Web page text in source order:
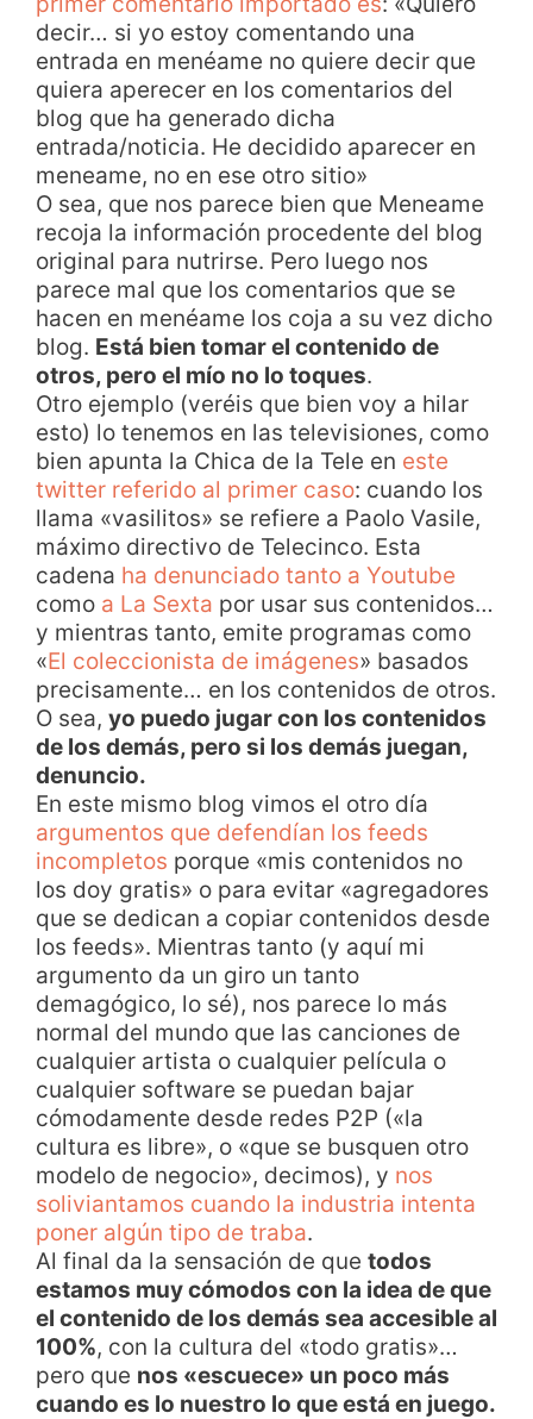
decir… si yo estoy comentando una
entrada en menéame no quiere decir que
quiera aperecer en los comentarios del
blog que ha generado dicha
entrada/noticia. He decidido aparecer en
meneame, no en ese otro sitio»
O sea, que nos parece bien que Meneame
recoja la información procedente del blog
original para nutrirse. Pero luego nos
parece mal que los comentarios que se
hacen en menéame los coja a su vez dicho
blog. Está bien tomar el contenido de
otros, pero el mío no lo toques.
Otro ejemplo (veréis que bien voy a hilar
esto) lo tenemos en las televisiones, como
bien apunta la Chica de la Tele en este
twitter referido al primer caso: cuando los
llama «vasilitos» se refiere a Paolo Vasile,
máximo directivo de Telecinco. Esta
cadena ha denunciado tanto a Youtube
como a La Sexta por usar sus contenidos…
y mientras tanto, emite programas como
«El coleccionista de imágenes» basados
precisamente… en los contenidos de otros.
O sea, yo puedo jugar con los contenidos
de los demás, pero si los demás juegan,
denuncio.
En este mismo blog vimos el otro día
argumentos que defendían los feeds
incompletos porque «mis contenidos no
los doy gratis» o para evitar «agregadores
que se dedican a copiar contenidos desde
los feeds». Mientras tanto (y aquí mi
argumento da un giro un tanto
demagógico, lo sé), nos parece lo más
normal del mundo que las canciones de
cualquier artista o cualquier película o
cualquier software se puedan bajar
cómodamente desde redes P2P («la
cultura es libre», o «que se busquen otro
modelo de negocio», decimos), y nos
soliviantamos cuando la industria intenta
poner algún tipo de traba.
Al final da la sensación de que todos
estamos muy cómodos con la idea de que
el contenido de los demás sea accesible al
100%, con la cultura del «todo gratis»…
pero que nos «escuece» un poco más
cuando es lo nuestro lo que está en juego.